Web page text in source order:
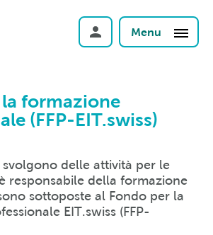
Menu
formazione
(FFP-EIT.swiss)
svolgono delle attività per le
responsabile della formazione
sottoposte al Fondo per la
EIT.swiss (FFP-